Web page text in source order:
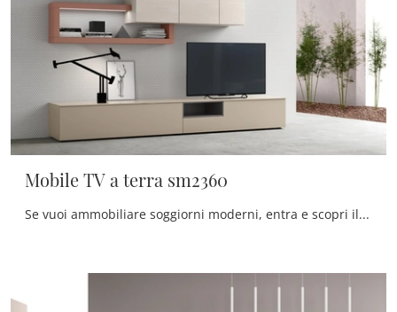
Mobile TV a terra sm2360
Se vuoi ammobiliare soggiorni moderni, entra e scopri il mobile porta tv Mobile TV a terra sm2360 della firma Maronese, prodotto in melaminico